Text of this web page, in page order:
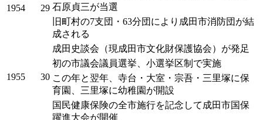
1954 29 石原貞三が当選
旧町村の7支団・63分団により成田市消防団が結
成される
成田史談会（現成田市文化財保護協会）が発足
1955 30
初の市議会議員選挙、小選挙区制で実施
この年と翌年、寺台・大室・宗吾・三里塚に保
育園、三里塚に幼稚園が開設
国民健康保険の全市施行を記念して成田市国保
躍進大会が開催